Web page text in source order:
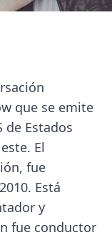
que se emite
de Estados
El
fue
Está
y
fue conductor